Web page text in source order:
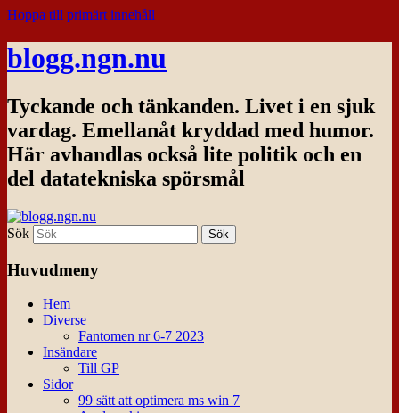
Hoppa till primärt innehåll
blogg.ngn.nu
Tyckande och tänkanden. Livet i en sjuk
vardag. Emellanåt kryddad med humor.
Här avhandlas också lite politik och en
del datatekniska spörsmål
Sök
Huvudmeny
Hem
Diverse
Fantomen nr 6-7 2023
Insändare
Till GP
Sidor
99 sätt att optimera ms win 7